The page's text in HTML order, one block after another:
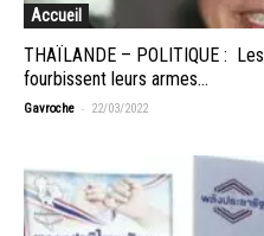
Accueil
THAÏLANDE – POLITIQUE :
fourbissent leurs armes...
Gavroche - 22/03/2022